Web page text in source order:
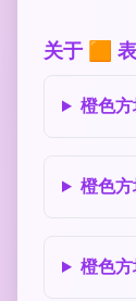
关于 🟧
橙色
橙色
橙色